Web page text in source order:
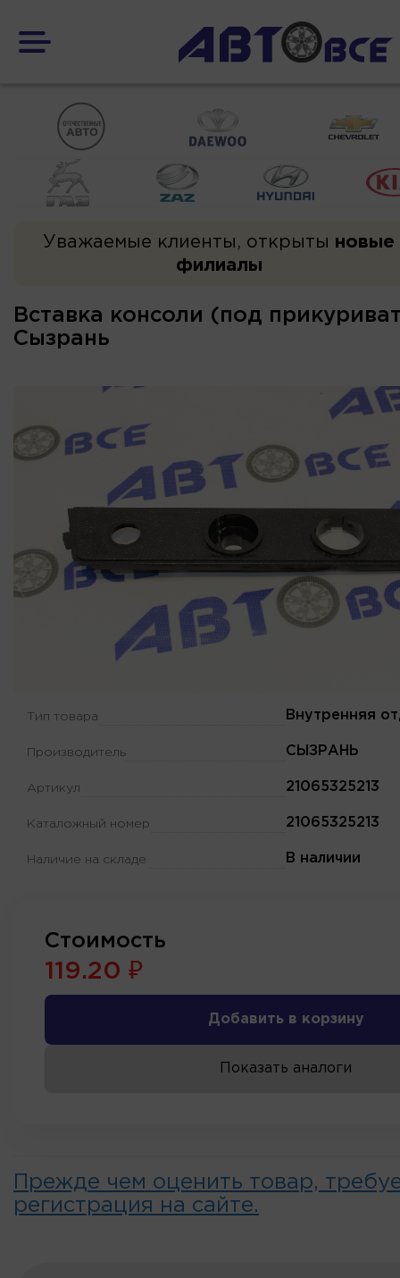
Уважаемые клиенты, открыты новые
филиалы
Вставка консоли (под
Сызрань
Тип товара Внутренняя
Производитель СЫЗРАНЬ
Артикул 21065325213
Каталожный номер 21065325213
Наличие на складе В наличии
Стоимость
119.20 ₽
Добавить в корзину
Показать аналоги
Прежде чем оценить товар,
регистрация на сайте.